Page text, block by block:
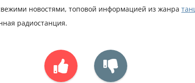
новостями, топовой информацией из жанра
радиостанция.